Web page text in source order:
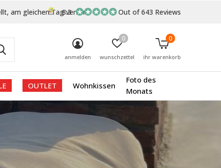
OUTLET Wohnkissen
Foto des
Monats
anmelden wunschzettel
0
ihr warenkorb
0
am gleichen Tag versand
8.3 Out of 643 Reviews